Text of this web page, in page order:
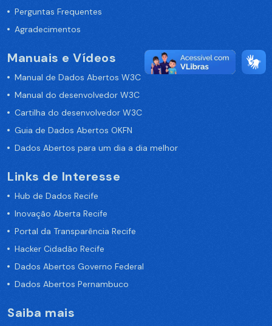
Perguntas Frequentes
Agradecimentos
Manuais e Vídeos
Manual de Dados Abertos W3C
Manual do desenvolvedor W3C
Cartilha do desenvolvedor W3C
Guia de Dados Abertos OKFN
Dados Abertos para um dia a dia melhor
Links de Interesse
Hub de Dados Recife
Inovação Aberta Recife
Portal da Transparência Recife
Hacker Cidadão Recife
Dados Abertos Governo Federal
Dados Abertos Pernambuco
Saiba mais